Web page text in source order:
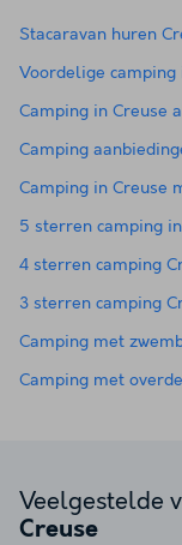
Stacaravan huren
Voordelige camping
Camping in Creuse
Camping
Camping in Creuse
5 sterren camping
4 sterren camping
3 sterren camping
Camping met
Camping met
Veelgestelde
Creuse